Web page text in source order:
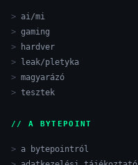
ai/mi
gaming
hardver
leak/pletyka
magyarázó
tesztek
// A BYTEPOINT
a bytepointról